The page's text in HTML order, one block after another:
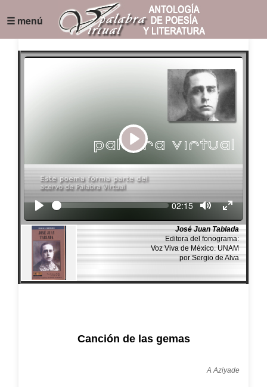
☰ menú
Play
Seek Current
02:15
José Juan Tablada
Editora del fonograma:
Voz Viva de México. UNAM
por Sergio de Alva
Canción de las gemas
A Aziyade